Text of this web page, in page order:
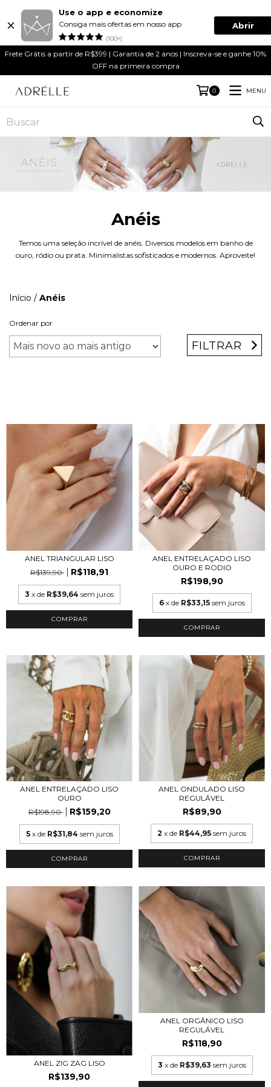
Use o app e economize
Consiga mais ofertas em nosso app
(100+)
Abrir
Frete Grátis a partir de R$399 | Garantia de 2 anos | Inscreva-se e ganhe 10%
OFF na primeira compra
0 MENU
Anéis
Temos uma seleção incrível de anéis. Diversos modelos em banho de
ouro, ródio ou prata. Minimalistas sofisticados e modernos. Aproveite!
Início / Anéis
Ordenar por
FILTRAR
ANEL TRIANGULAR LISO
R$139,90
R$118,91
3 x de R$39,64 sem juros
COMPRAR
ANEL ENTRELAÇADO LISO
OURO E RODIO
R$198,90
6 x de R$33,15 sem juros
COMPRAR
ANEL ENTRELAÇADO LISO
OURO
R$198,90
R$159,20
5 x de R$31,84 sem juros
COMPRAR
ANEL ONDULADO LISO
REGULÁVEL
R$89,90
2 x de R$44,95 sem juros
COMPRAR
ANEL ZIG ZAG LISO
R$139,90
ANEL ORGÂNICO LISO
REGULÁVEL
R$118,90
3 x de R$39,63 sem juros